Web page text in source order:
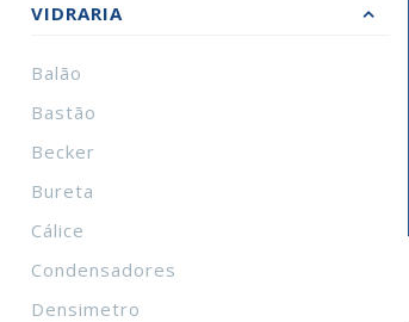
VIDRARIA
Balão
Bastão
Becker
Bureta
Cálice
Condensadores
Densimetro